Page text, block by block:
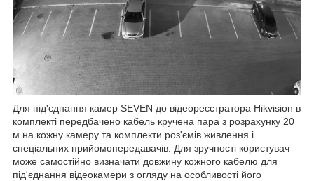
Для під'єднання камер SEVEN до відеореєстратора Hikvision в
комплекті передбачено кабель кручена пара з розрахунку 20
м на кожну камеру та комплекти роз'ємів живлення і
спеціальних прийомопередавачів. Для зручності користувач
може самостійно визначати довжину кожного кабелю для
під'єднання відеокамери з огляду на особливості його